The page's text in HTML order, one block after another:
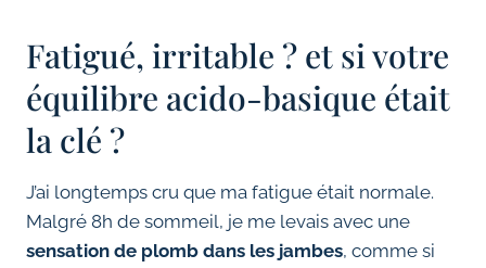
Fatigué, irritable ? et si votre
équilibre acido-basique était
la clé ?
J’ai longtemps cru que ma fatigue était normale.
Malgré 8h de sommeil, je me levais avec une
sensation de plomb dans les jambes, comme si